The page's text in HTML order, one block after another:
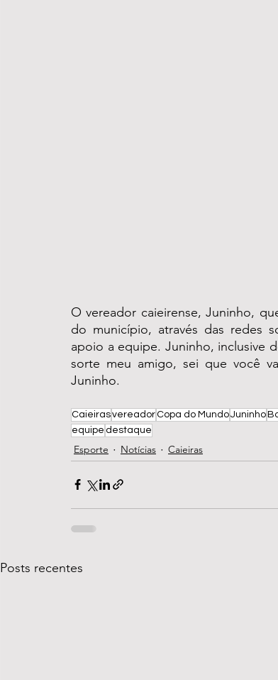
O vereador caieirense, Juninho,
do município, através das redes
apoio a equipe. Juninho, inclusive
sorte meu amigo, sei que você
Juninho.
Caieirasvereador Copa do MundoJuninho
equipe destaque
Esporte Notícias Caieiras
Posts recentes